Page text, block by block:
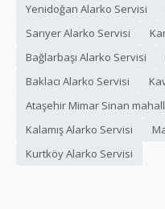
Yenidoğan Alarko Servisi
Sarıyer Alarko Servisi
Bağlarbaşı Alarko Servisi
Baklacı Alarko Servisi
Ataşehir Mimar Sinan
Kalamış Alarko Servisi
Kurtköy Alarko Servisi